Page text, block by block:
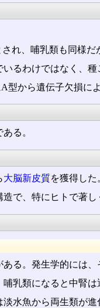
れ、哺乳類も同様だ
るわけではなく、種
型から遺伝子欠損に
ある。
大脳新皮質を獲得した
で、特にヒトで著
ある。発生学的には
乳類になると中腎
淡水魚から両生類が